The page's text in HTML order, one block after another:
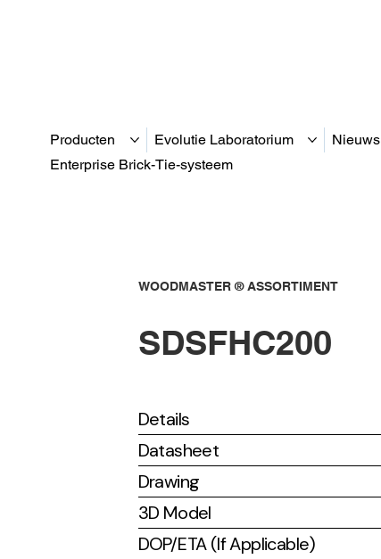
Producten Evolutie Laboratorium Nieuws
Enterprise Brick-Tie-systeem
WOODMASTER ® ASSORTIMENT
SDSFHC200
Details
Datasheet
Drawing
3D Model
DOP/ETA (If Applicable)